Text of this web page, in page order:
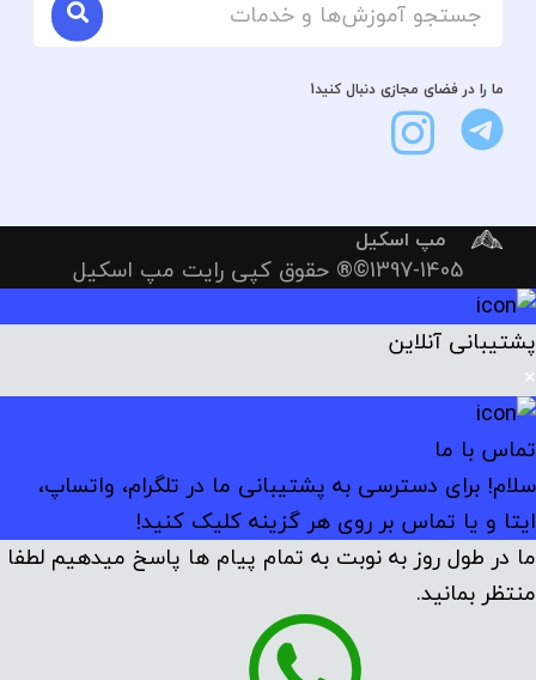
ما را در فضای مجازی دنبال کنید1
مپ اسکیل
1397-1405©® حقوق کپی رایت مپ اسکیل
پشتیبانی آنلاین
×
تماس با ما
سلام! برای دسترسی به پشتیبانی ما در تلگرام، واتساپ،
ایتا و یا تماس بر روی هر گزینه کلیک کنید!
ما در طول روز به نوبت به تمام پیام ها پاسخ میدهیم لطفا
منتظر بمانید.